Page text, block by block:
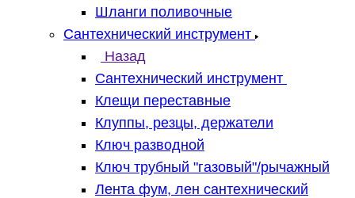
Шланги поливочные
Сантехнический инструмент
Назад
Сантехнический инструмент
Клещи переставные
Клуппы, резцы, держатели
Ключ разводной
Ключ трубный "газовый"/рычажный
Лента фум, лен сантехнический